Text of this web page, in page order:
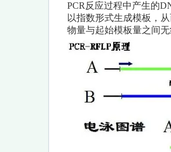
PCR反应过程中产生的
以指数形式生成模板，
物量与起始模板量之间